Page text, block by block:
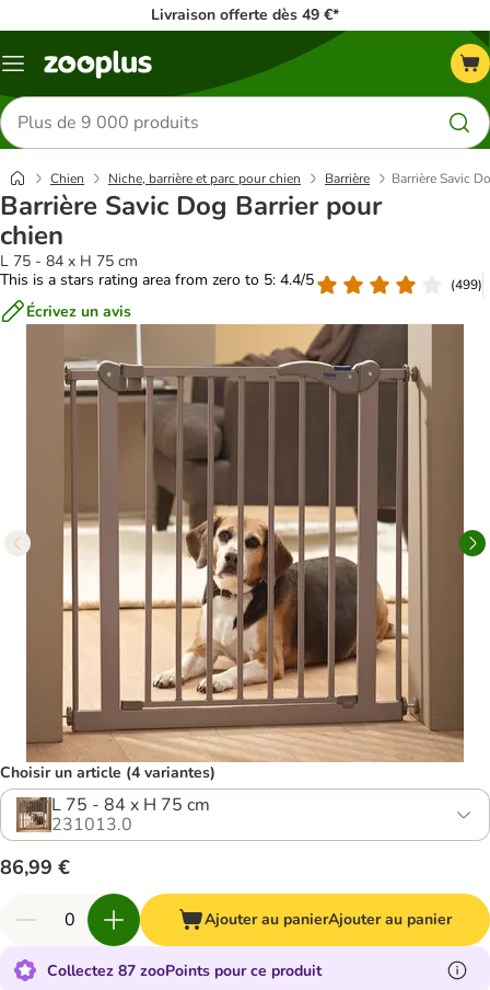
Livraison offerte dès 49 €*
Menu
Rechercher
des
produits
Chien Niche, barrière et parc pour chien Barrière Barrière Savic
Barrière Savic Dog Barrier pour
chien
L 75 - 84 x H 75 cm
This is a stars rating area from zero to 5: 4.4/5
(499)
Écrivez un avis
Choisir un article (4 variantes)
L 75 - 84 x H 75 cm
231013.0
86,99 €
Ajouter au panierAjouter au panier
Collectez 87 zooPoints pour ce produit